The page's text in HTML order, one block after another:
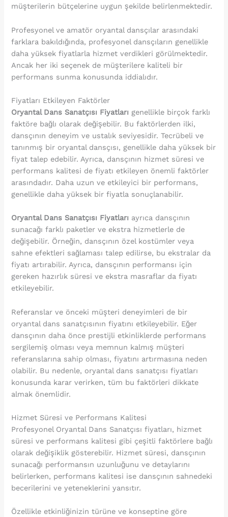
müşterilerin bütçelerine uygun şekilde belirlenmektedir.
Profesyonel ve amatör oryantal dansçılar arasındaki
farklara bakıldığında, profesyonel dansçıların genellikle
daha yüksek fiyatlarla hizmet verdikleri görülmektedir.
Ancak her iki seçenek de müşterilere kaliteli bir
performans sunma konusunda iddialıdır.
Fiyatları Etkileyen Faktörler
Oryantal Dans Sanatçısı Fiyatları genellikle birçok farklı
faktöre bağlı olarak değişebilir. Bu faktörlerden ilki,
dansçının deneyim ve ustalık seviyesidir. Tecrübeli ve
tanınmış bir oryantal dansçısı, genellikle daha yüksek bir
fiyat talep edebilir. Ayrıca, dansçının hizmet süresi ve
performans kalitesi de fiyatı etkileyen önemli faktörler
arasındadır. Daha uzun ve etkileyici bir performans,
genellikle daha yüksek bir fiyatla sonuçlanabilir.
Oryantal Dans Sanatçısı Fiyatları ayrıca dansçının
sunacağı farklı paketler ve ekstra hizmetlerle de
değişebilir. Örneğin, dansçının özel kostümler veya
sahne efektleri sağlaması talep edilirse, bu ekstralar da
fiyatı artırabilir. Ayrıca, dansçının performansı için
gereken hazırlık süresi ve ekstra masraflar da fiyatı
etkileyebilir.
Referanslar ve önceki müşteri deneyimleri de bir
oryantal dans sanatçısının fiyatını etkileyebilir. Eğer
dansçının daha önce prestijli etkinliklerde performans
sergilemiş olması veya memnun kalmış müşteri
referanslarına sahip olması, fiyatını artırmasına neden
olabilir. Bu nedenle, oryantal dans sanatçısı fiyatları
konusunda karar verirken, tüm bu faktörleri dikkate
almak önemlidir.
Hizmet Süresi ve Performans Kalitesi
Profesyonel Oryantal Dans Sanatçısı fiyatları, hizmet
süresi ve performans kalitesi gibi çeşitli faktörlere bağlı
olarak değişiklik gösterebilir. Hizmet süresi, dansçının
sunacağı performansın uzunluğunu ve detaylarını
belirlerken, performans kalitesi ise dansçının sahnedeki
becerilerini ve yeteneklerini yansıtır.
Özellikle etkinliğinizin türüne ve konseptine göre